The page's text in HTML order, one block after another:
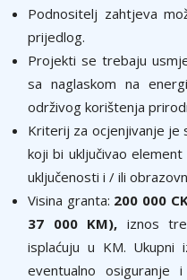
Podnositelj zahtjeva
prijedlog.
Projekti se trebaju
sa naglaskom na
održivog korištenja
Kriterij za ocjenjivanje je
koji bi uključivao
uključenosti i / ili
Visina granta: 200 000
37 000 KM), iznos
isplaćuju u KM. Ukupni
eventualno